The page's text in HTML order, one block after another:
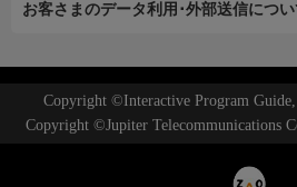
お客さまのデータ利用･外部送信につい
Copyright ©Interactive Program
Copyright ©Jupiter Telecommunications